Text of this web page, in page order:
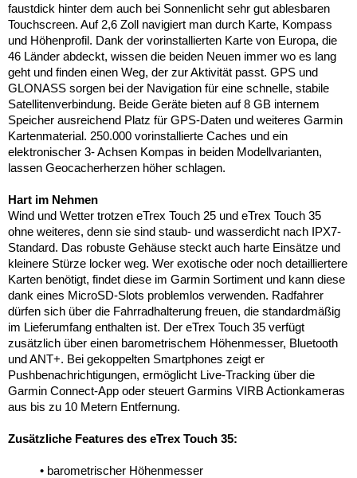
faustdick hinter dem auch bei Sonnenlicht sehr gut ablesbaren
Touchscreen. Auf 2,6 Zoll navigiert man durch Karte, Kompass
und Höhenprofil. Dank der vorinstallierten Karte von Europa, die
46 Länder abdeckt, wissen die beiden Neuen immer wo es lang
geht und finden einen Weg, der zur Aktivität passt. GPS und
GLONASS sorgen bei der Navigation für eine schnelle, stabile
Satellitenverbindung. Beide Geräte bieten auf 8 GB internem
Speicher ausreichend Platz für GPS-Daten und weiteres Garmin
Kartenmaterial. 250.000 vorinstallierte Caches und ein
elektronischer 3- Achsen Kompas in beiden Modellvarianten,
lassen Geocacherherzen höher schlagen.
Hart im Nehmen
Wind und Wetter trotzen eTrex Touch 25 und eTrex Touch 35
ohne weiteres, denn sie sind staub- und wasserdicht nach IPX7-
Standard. Das robuste Gehäuse steckt auch harte Einsätze und
kleinere Stürze locker weg. Wer exotische oder noch detailliertere
Karten benötigt, findet diese im Garmin Sortiment und kann diese
dank eines MicroSD-Slots problemlos verwenden. Radfahrer
dürfen sich über die Fahrradhalterung freuen, die standardmäßig
im Lieferumfang enthalten ist. Der eTrex Touch 35 verfügt
zusätzlich über einen barometrischem Höhenmesser, Bluetooth
und ANT+. Bei gekoppelten Smartphones zeigt er
Pushbenachrichtigungen, ermöglicht Live-Tracking über die
Garmin Connect-App oder steuert Garmins VIRB Actionkameras
aus bis zu 10 Metern Entfernung.
Zusätzliche Features des eTrex Touch 35:
• barometrischer Höhenmesser